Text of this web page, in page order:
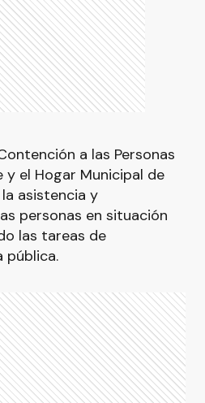
a las Personas
y el Hogar Municipal de
asistencia y
personas en situación
las tareas de
pública.